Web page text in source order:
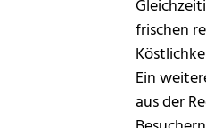
frischen
Ein
aus der